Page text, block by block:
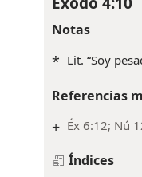
Notas
* Lit. “Soy
Referencias
+ Éx 6:12; Nú
Índices